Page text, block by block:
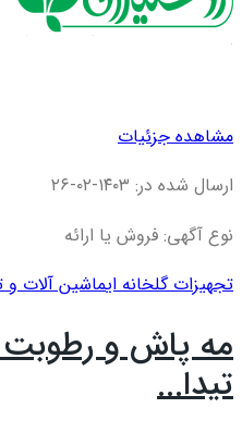
مشاهده جزئیات
ارسال شده در: ۱۴۰۳-۰۲-۲۶
نوع آگهی: فروش یا ارائه
تجهیزات گلخانه ایماشین آلات و
مه پاش و رطوبت
تیدا...